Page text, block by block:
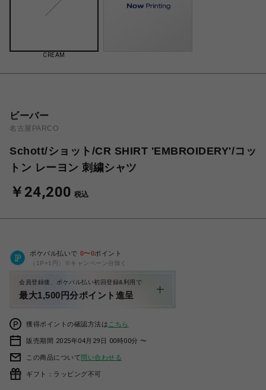
CREAM
ビーバー
名古屋PARCO
Schott/ショット/CR SHIRT 'EMBROIDERY'/コッ
トン レーヨン 刺繍シャツ
￥24,200 税込
ポケパル払いで 0〜0ポイント
（1P=1円）※キャンペーン分除く
会員登録後、ポケパル払い初回登録&利用で
最大1,500円分ポイント進呈
獲得ポイントの確認方法は こちら
販売期間 2025年04月29日 00時00分 〜
この商品について問い合わせる
ギフト：ラッピング不可